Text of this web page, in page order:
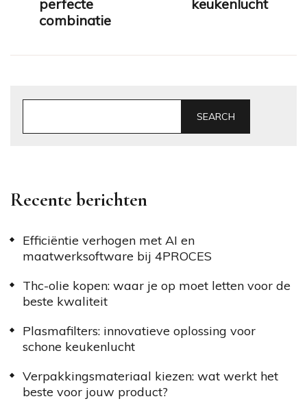
perfecte
combinatie
keukenlucht
SEARCH
Recente berichten
Efficiëntie verhogen met AI en
maatwerksoftware bij 4PROCES
Thc-olie kopen: waar je op moet letten voor de
beste kwaliteit
Plasmafilters: innovatieve oplossing voor
schone keukenlucht
Verpakkingsmateriaal kiezen: wat werkt het
beste voor jouw product?